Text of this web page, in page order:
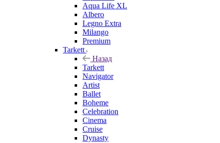
Aqua Life XL
Albero
Legno Extra
Milango
Premium
Tarkett
Назад
Tarkett
Navigator
Artist
Ballet
Boheme
Celebration
Cinema
Cruise
Dynasty